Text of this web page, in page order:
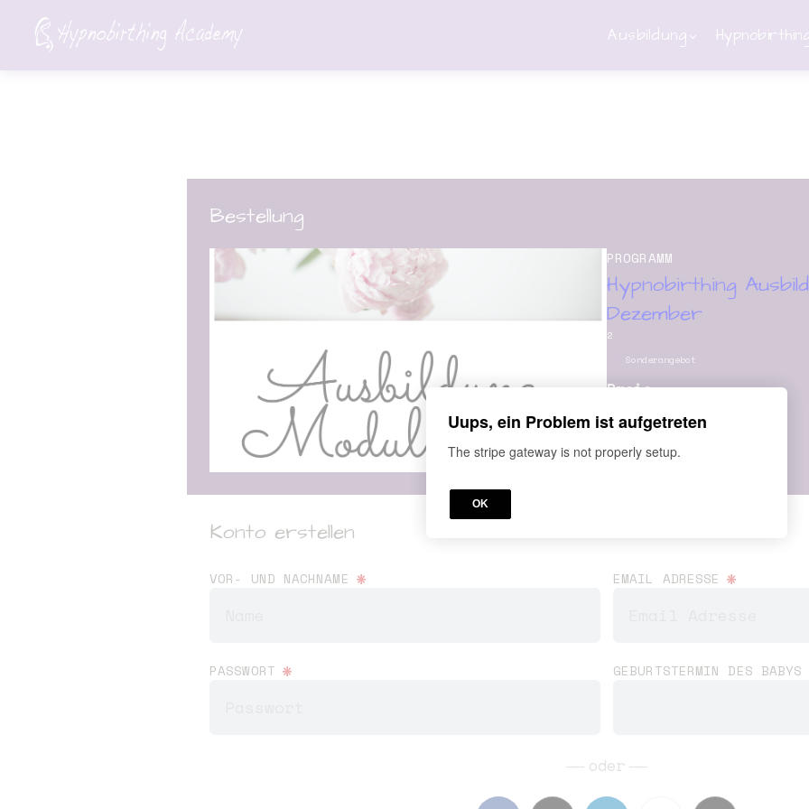
Ausbildung
Bestellung
PROGRAMM
Hypnobirthing
Dezember
2
Sonderangebot
Preis
Konto erstellen
VOR- UND NACHNAME* EMAIL ADRESSE*
PASSWORT* GEBURTSTERMIN DES
oder
Uups, ein Problem ist aufgetreten
The stripe gateway is not properly setup.
OK